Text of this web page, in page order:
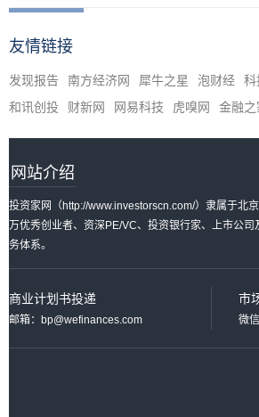
友情链接
发现报告 南方经济网 犀牛之星 泡财经 科
和讯创投
财新网 网易科技 虎嗅网 金融之
网站介绍
投资家网（http://www.investorscn.com/）隶属于北
万优秀创业者、资深PE/VC、投资银行家、上市公
务体系。
商业计划书投递
邮箱：bp@wefinances.com
市
微